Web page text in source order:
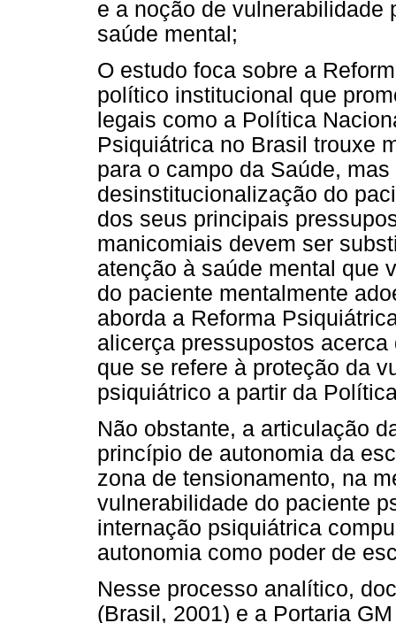
e a noção de
saúde mental;
O estudo foca sobre a
político institucional que
legais como a Política
Psiquiátrica no Brasil trouxe
para o campo da Saúde,
desinstitucionalização do
dos seus principais
manicomiais devem ser
atenção à saúde mental que
do paciente mentalmente
aborda a Reforma
alicerça pressupostos
que se refere à proteção da
psiquiátrico a partir da
Não obstante, a articulação
princípio de autonomia da
zona de tensionamento, na
vulnerabilidade do paciente
internação psiquiátrica
autonomia como poder de
Nesse processo analítico,
(Brasil, 2001) e a Portaria